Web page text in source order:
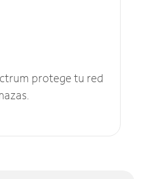
protege tu red